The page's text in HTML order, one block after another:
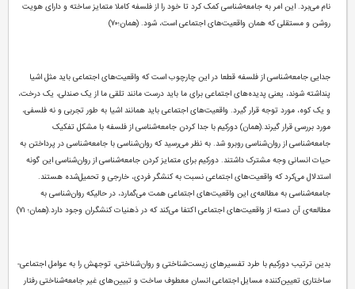
نام می‌برد. این امر به جامعه‌شناسی کمک کرد تا خود را از فلسفه کاملا متمایز ساخته و دارای هویت
روشن و مستقلی که همان واقعیت‌های اجتماعی است، شود. (همان؛‌۷۰)
جدایی جامعه‌شناسی از فلسفه قطعا در این چارچوب است که واقعیت‌های اجتماعی باید مثل اشیا
پنداشته شوند، یعنی پدیده‌های اجتماعی برای ما باید درست مانند تلقی ما از یک صندلی،‌ یک درخت،
و یک کوه، مورد توجه قرار گیرد. واقعیت‌های اجتماعی باید همانند اشیا به طور تجربی و نه فلسفی،
مورد بررسی قرار گیرند.(همان) دورکیم با جدا کردن جامعه‌شناسی از فلسفه با مشکل تفکیک
جامعه‌شناسی از روان‌شناسی روبرو شد. به نظر می‌رسید که روان‌شناسی با جامعه‌شناسی در پرداختن به
حیات انسانی وجه مشترک داشتند. دورکیم برای متمایز کردن جامعه‌شناسی از روان‌شناسی این گونه
استدلال می‌کرد که واقعیت‌های اجتماعی نسبت به کنشگر فردی، خارجی و تحمیل‌شده هستند.
جامعه‌شناسی به مطالعه‌ی این واقعیت‌های اجتماعی همت می‌گمارد، در حالیکه روان‌شناسی به
مطالعه‌ی آن دسته از واقعیت‌های اجتماعی اکتفا می‌کند که در ذهنیات کنشگران وجود دارد.(همان؛ ۷۱)
بدین ترتیب دورکیم با طرد تفسیرهای زیست‌شناختی و روان‌شناختی، توجهش را به عوامل اجتماعی-
ساختاری تعیین‌کننده مسایل اجتماعی انسان معطوف ساخت و تبیین‌های غیر جامعه‌شناختی رفتار